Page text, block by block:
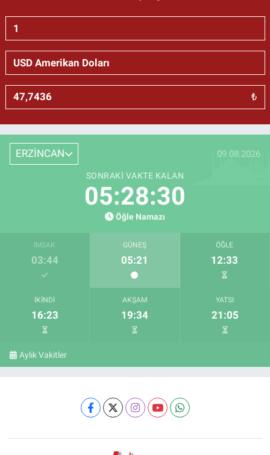
₺
ERZİNCAN 09.08.2026
SONRAKI VAKTE KALAN
05:28:29
Öğle Namazı
İMSAK
03:44
GÜNEŞ
05:21
ÖĞLE
12:33
İKINDI
16:23
AKŞAM
19:34
YATSI
21:05
Aylık Vakitler